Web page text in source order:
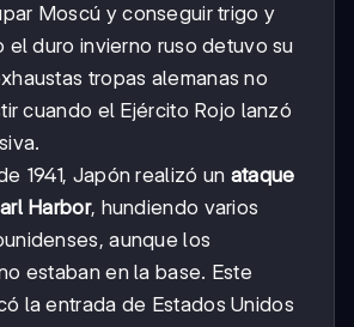
Moscú y conseguir trigo y
duro invierno ruso detuvo su
tropas alemanas no
cuando el Ejército Rojo lanzó
1941, Japón realizó un ataque
Harbor, hundiendo varios
aunque los
estaban en la base. Este
la entrada de Estados Unidos